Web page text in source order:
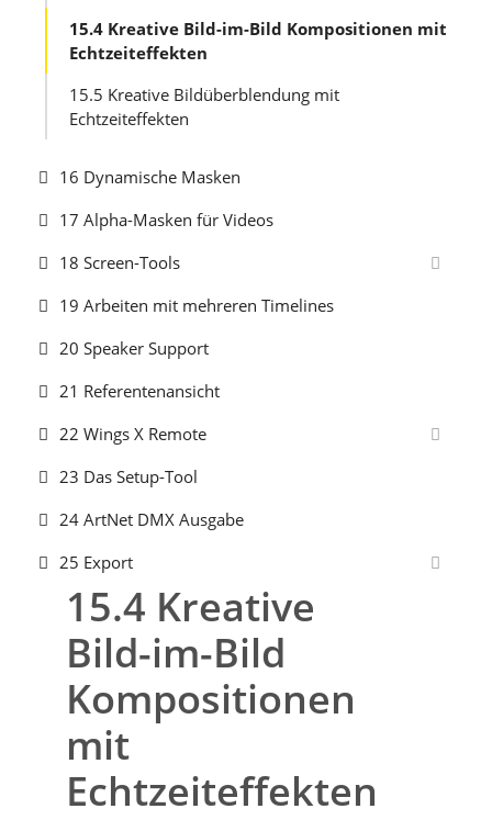
15.4 Kreative Bild-im-Bild Kompositionen mit
Echtzeiteffekten
15.5 Kreative Bildüberblendung mit
Echtzeiteffekten
16 Dynamische Masken
17 Alpha-Masken für Videos
18 Screen-Tools
19 Arbeiten mit mehreren Timelines
20 Speaker Support
21 Referentenansicht
22 Wings X Remote
23 Das Setup-Tool
24 ArtNet DMX Ausgabe
25 Export
15.4 Kreative
Bild-im-Bild
Kompositionen
mit
Echtzeiteffekten